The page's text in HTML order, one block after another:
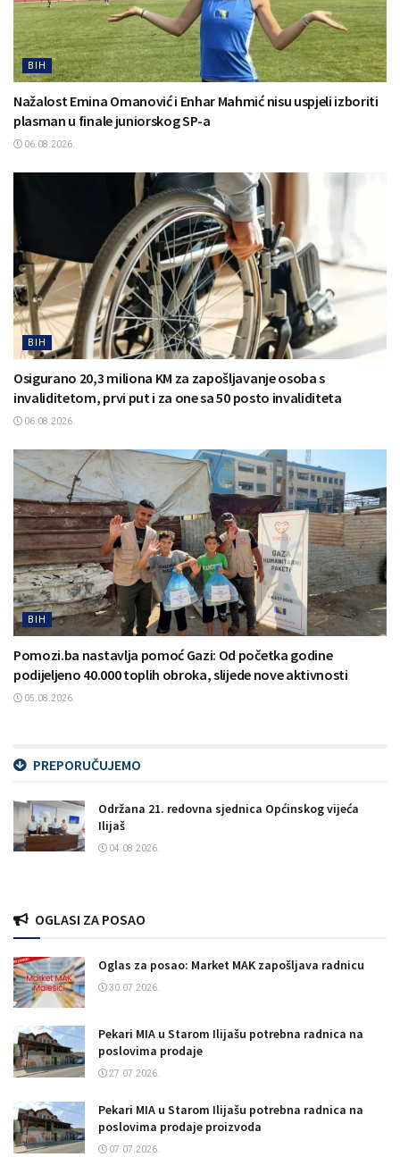
BIH
Nažalost Emina Omanović i Enhar Mahmić nisu uspjeli izboriti
plasman u finale juniorskog SP-a
06.08.2026.
BIH
Osigurano 20,3 miliona KM za zapošljavanje osoba s
invaliditetom, prvi put i za one sa 50 posto invaliditeta
06.08.2026.
BIH
Pomozi.ba nastavlja pomoć Gazi: Od početka godine
podijeljeno 40.000 toplih obroka, slijede nove aktivnosti
05.08.2026.
PREPORUČUJEMO
Održana 21. redovna sjednica Općinskog vijeća
Ilijaš
04.08.2026.
OGLASI ZA POSAO
Oglas za posao: Market MAK zapošljava radnicu
30.07.2026.
Pekari MIA u Starom Ilijašu potrebna radnica na
poslovima prodaje
27.07.2026.
Pekari MIA u Starom Ilijašu potrebna radnica na
poslovima prodaje proizvoda
07.07.2026.